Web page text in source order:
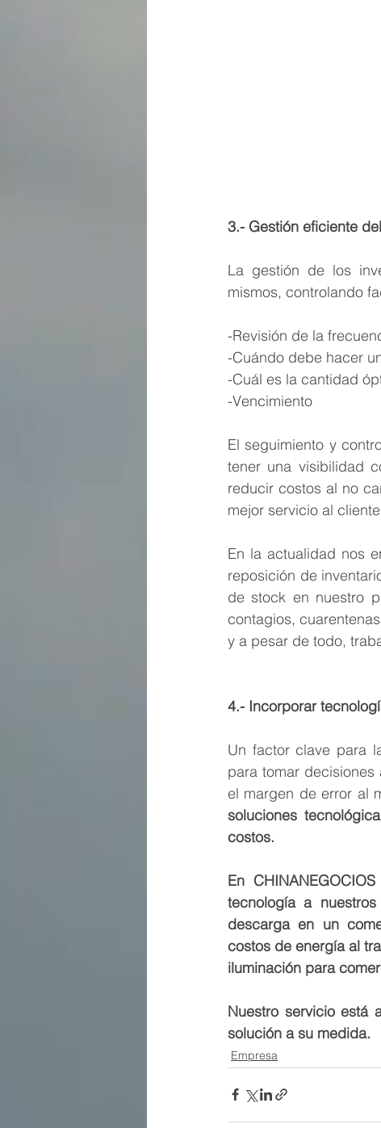
3.- Gestión eficiente
La gestión de los
mismos, controlando
-Revisión de la
-Cuándo debe hacer
-Cuál es la cantidad
-Vencimiento
El seguimiento y
tener una visibilidad
reducir costos al no
mejor servicio al
En la actualidad nos
reposición de
de stock en nuestro
contagios,
y a pesar de todo,
4.- Incorporar
Un factor clave para
para tomar
el margen de error al
soluciones
costos.
En
tecnología a
descarga en un
costos de energía al
iluminación para
Nuestro servicio está
solución a su medida.
Empresa